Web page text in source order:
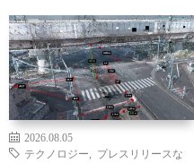
2026.08.05
テクノロジー
プレスリリースな